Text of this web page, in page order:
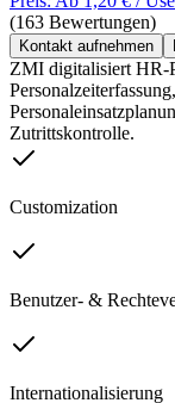
(163 Bewertungen)
Kontakt aufnehmen
ZMI digitalisiert HR-
Zutrittskontrolle.
Customization
Benutzer- &
Internationalisierung